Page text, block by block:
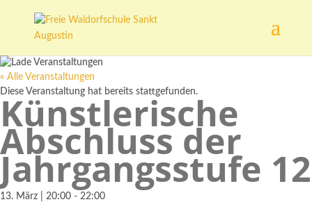
« Alle Veranstaltungen
Diese Veranstaltung hat bereits stattgefunden.
Künstlerische
Abschluss der
Jahrgangsstufe 12
13. März | 20:00 - 22:00